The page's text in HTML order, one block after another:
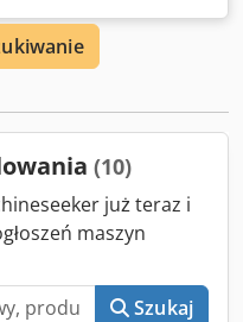
(10)
już teraz i
maszyn
Szukaj